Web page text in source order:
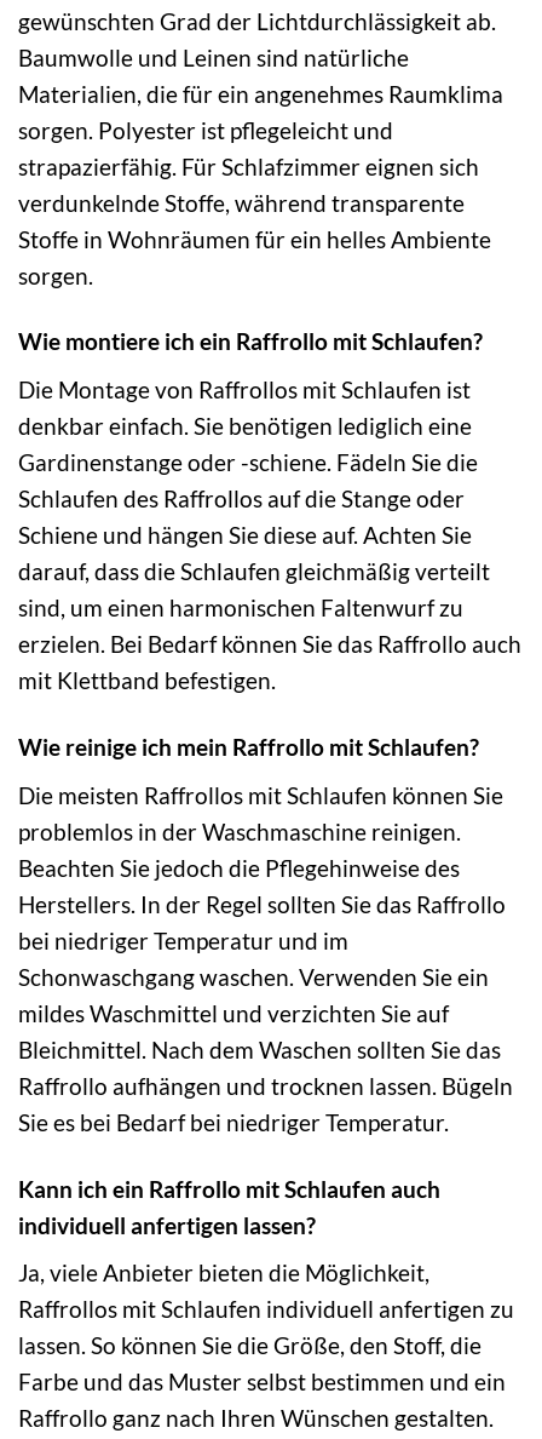
gewünschten Grad der Lichtdurchlässigkeit ab.
Baumwolle und Leinen sind natürliche
Materialien, die für ein angenehmes Raumklima
sorgen. Polyester ist pflegeleicht und
strapazierfähig. Für Schlafzimmer eignen sich
verdunkelnde Stoffe, während transparente
Stoffe in Wohnräumen für ein helles Ambiente
sorgen.
Wie montiere ich ein Raffrollo mit Schlaufen?
Die Montage von Raffrollos mit Schlaufen ist
denkbar einfach. Sie benötigen lediglich eine
Gardinenstange oder -schiene. Fädeln Sie die
Schlaufen des Raffrollos auf die Stange oder
Schiene und hängen Sie diese auf. Achten Sie
darauf, dass die Schlaufen gleichmäßig verteilt
sind, um einen harmonischen Faltenwurf zu
erzielen. Bei Bedarf können Sie das Raffrollo auch
mit Klettband befestigen.
Wie reinige ich mein Raffrollo mit Schlaufen?
Die meisten Raffrollos mit Schlaufen können Sie
problemlos in der Waschmaschine reinigen.
Beachten Sie jedoch die Pflegehinweise des
Herstellers. In der Regel sollten Sie das Raffrollo
bei niedriger Temperatur und im
Schonwaschgang waschen. Verwenden Sie ein
mildes Waschmittel und verzichten Sie auf
Bleichmittel. Nach dem Waschen sollten Sie das
Raffrollo aufhängen und trocknen lassen. Bügeln
Sie es bei Bedarf bei niedriger Temperatur.
Kann ich ein Raffrollo mit Schlaufen auch
individuell anfertigen lassen?
Ja, viele Anbieter bieten die Möglichkeit,
Raffrollos mit Schlaufen individuell anfertigen zu
lassen. So können Sie die Größe, den Stoff, die
Farbe und das Muster selbst bestimmen und ein
Raffrollo ganz nach Ihren Wünschen gestalten.